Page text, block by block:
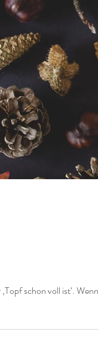
schon voll ist‘.